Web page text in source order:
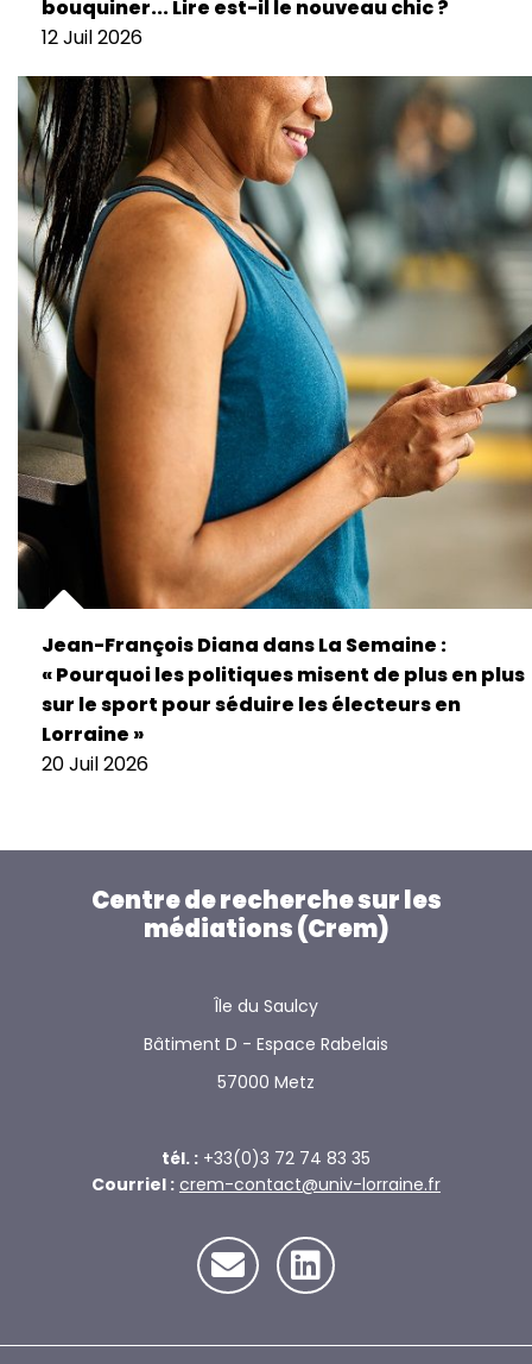
bouquiner... Lire est-il le nouveau chic ?
12 Juil 2026
Jean-François Diana dans La Semaine :
« Pourquoi les politiques misent de plus en plus
sur le sport pour séduire les électeurs en
Lorraine »
20 Juil 2026
Centre de recherche sur les
médiations (Crem)
Île du Saulcy
Bâtiment D - Espace Rabelais
57000 Metz
tél. : +33(0)3 72 74 83 35
Courriel : crem-contact@univ-lorraine.fr